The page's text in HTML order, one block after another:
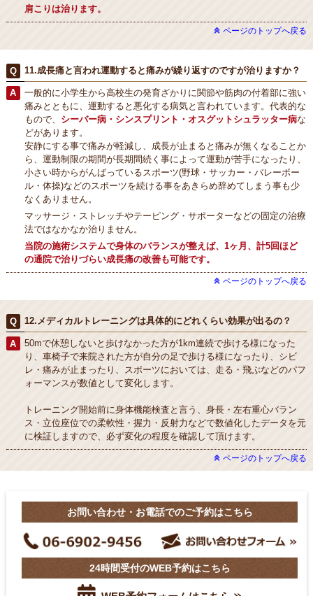
肩こりは治ります。
ページのトップへ戻る
11.成長痛と言われ運動すると痛みが繰り返すのですが治りますか？
一般的に小学生から高校生の発育ざかりに関節や筋肉の付着部に強い
痛みとともに、運動すると悪化する病気と言われています。代表的な
もので、 シーバー病・シンスプリント・オスグットシュラッター病な
どがあります。
安静にする事で痛みが軽減し、成長が止まると痛みが無くなることか
ら、運動制限の期間が長期間続く事によって運動が苦手になったり、
小さい時からがんばっているスポーツ(野球・サッカー・バレーボー
ル・体操)などのスポーツを続ける事をあきらめ辞めてしまう事も少
なくありません。
マッサージ・ストレッチやテーピング・サポーターなどの固定の治療
法ではなかなか治りません。
当院の施術システムで身体のバランスが整えば、1ヶ月、計5回ほど
の通院で治りづらい成長痛の改善も可能です。
ページのトップへ戻る
12.メディカルトレーニングは具体的にどれくらい効果が出るの？
50mで休憩しないと歩けなかった方が1km連続で歩ける様になった
り、車椅子で来院された方が自分の足で歩ける様になったり、シビ
レ・痛みが止まったり、スポーツにおいては、走る・飛ぶなどのパフ
ォーマンスが数値として変化します。
トレーニング開始前に身体機能検査と言う、身長・左右重心バラン
ス・立位座位での柔軟性・握力・反射力などで数値化したデータを元
に検証しますので、必ず変化の程度を確認して頂けます。
ページのトップへ戻る
お問い合わせ・お電話でのご予約はこちら
24時間受付のWEB予約はこちら